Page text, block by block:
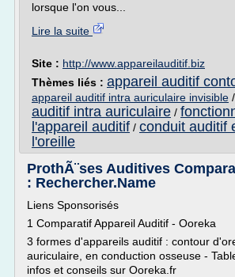
lorsque l'on vous...
Lire la suite
Site : http://www.appareilauditif.biz
Thèmes liés : appareil auditif
appareil auditif intra auriculaire invisible /
auditif intra auriculaire /
l'appareil auditif / conduit auditif
l'oreille
ProthÃ¨ses Auditives
: Rechercher.Name
Liens Sponsorisés
1 Comparatif Appareil Auditif - Ooreka
3 formes d'appareils auditif : contour
auriculaire, en conduction osseuse -
infos et conseils sur Ooreka.fr